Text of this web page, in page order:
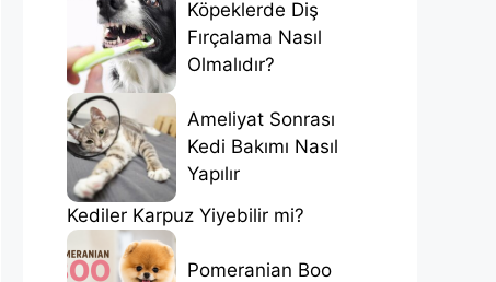
Köpeklerde Diş
Fırçalama Nasıl
Olmalıdır?
Ameliyat Sonrası
Kedi Bakımı Nasıl
Yapılır
Kediler Karpuz Yiyebilir mi?
Pomeranian Boo